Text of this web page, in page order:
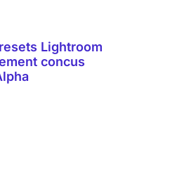
Lightroom
concus